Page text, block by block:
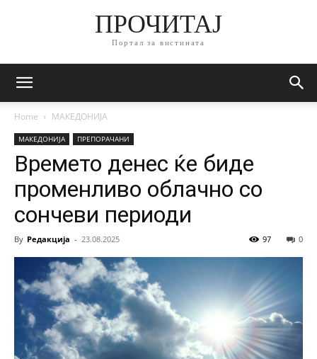
ПРОЧИТАЈ
Портал за вистината
Home МАКЕДОНИЈА
МАКЕДОНИЈА ПРЕПОРАЧАНИ
Времето денес ќе биде
променливо облачно со
сончеви периоди
By Редакција - 23.08.2025 0
97